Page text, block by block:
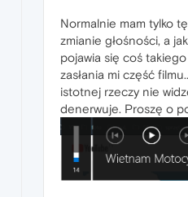
Normalnie mam tylko
zmianie głośności, a
pojawia się coś
zasłania mi część
istotnej rzeczy nie
denerwuje. Proszę o